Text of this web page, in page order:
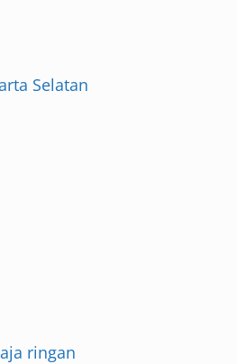
Selatan
ringan